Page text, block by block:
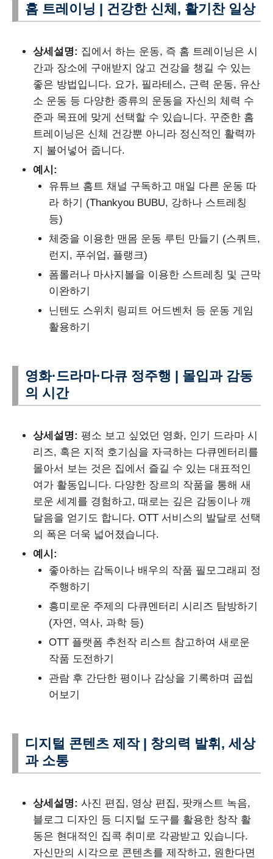
홈 트레이닝 | 건강한 신체, 활기찬 일상
상세설명: 집에서 하는 운동, 즉 홈 트레이닝은 시
간과 장소에 구애받지 않고 건강을 챙길 수 있는
좋은 방법입니다. 요가, 필라테스, 근력 운동, 유산
소 운동 등 다양한 종류의 운동을 자신의 체력 수
준과 목표에 맞게 선택할 수 있습니다. 꾸준한 홈
트레이닝은 신체 건강뿐 아니라 정신적인 활력까
지 불어넣어 줍니다.
예시:
유튜브 홈트 채널 구독하고 매일 다른 운동 따
라 하기 (Thankyou BUBU, 강하나 스트레칭
등)
체중을 이용한 맨몸 운동 루틴 만들기 (스쿼트,
런지, 푸쉬업, 플랭크)
폼롤러나 마사지볼을 이용한 스트레칭 및 근막
이완하기
닌텐도 스위치 링피트 어드벤처 등 운동 게임
활용하기
영화·드라마·다큐 정주행 | 몰입과 감동
의 시간
상세설명: 평소 보고 싶었던 영화, 인기 드라마 시
리즈, 혹은 지적 호기심을 자극하는 다큐멘터리를
몰아서 보는 것은 집에서 즐길 수 있는 대표적인
여가 활동입니다. 다양한 장르의 작품을 통해 새
로운 세계를 경험하고, 때로는 깊은 감동이나 깨
달음을 얻기도 합니다. OTT 서비스의 발달로 선택
의 폭은 더욱 넓어졌습니다.
예시:
좋아하는 감독이나 배우의 작품 필모그래피 정
주행하기
흥미로운 주제의 다큐멘터리 시리즈 탐방하기
(자연, 역사, 과학 등)
OTT 플랫폼 추천작 리스트 참고하여 새로운
작품 도전하기
관람 후 간단한 평이나 감상을 기록하며 곱씹
어보기
디지털 콘텐츠 제작 | 창의력 발휘, 세상
과 소통
상세설명: 사진 편집, 영상 편집, 팟캐스트 녹음,
블로그 디자인 등 디지털 도구를 활용한 창작 활
동은 현대적인 집콕 취미로 각광받고 있습니다.
자신만의 시각으로 콘텐츠를 제작하고, 원한다면